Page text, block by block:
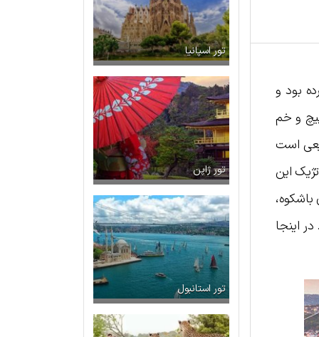
بود و
و خم
است
این
باشکوه،
اینجا
تور اسپانیا
تور ژاپن
تور استانبول